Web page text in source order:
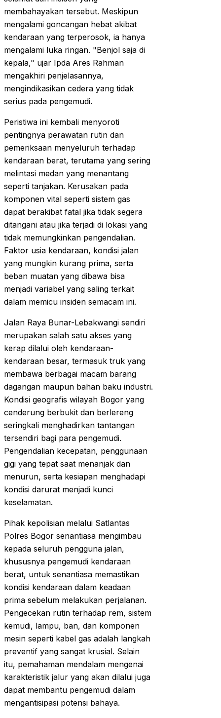
membahayakan tersebut. Meskipun
mengalami goncangan hebat akibat
kendaraan yang terperosok, ia hanya
mengalami luka ringan. "Benjol saja di
kepala," ujar Ipda Ares Rahman
mengakhiri penjelasannya,
mengindikasikan cedera yang tidak
serius pada pengemudi.
Peristiwa ini kembali menyoroti
pentingnya perawatan rutin dan
pemeriksaan menyeluruh terhadap
kendaraan berat, terutama yang sering
melintasi medan yang menantang
seperti tanjakan. Kerusakan pada
komponen vital seperti sistem gas
dapat berakibat fatal jika tidak segera
ditangani atau jika terjadi di lokasi yang
tidak memungkinkan pengendalian.
Faktor usia kendaraan, kondisi jalan
yang mungkin kurang prima, serta
beban muatan yang dibawa bisa
menjadi variabel yang saling terkait
dalam memicu insiden semacam ini.
Jalan Raya Bunar-Lebakwangi sendiri
merupakan salah satu akses yang
kerap dilalui oleh kendaraan-
kendaraan besar, termasuk truk yang
membawa berbagai macam barang
dagangan maupun bahan baku industri.
Kondisi geografis wilayah Bogor yang
cenderung berbukit dan berlereng
seringkali menghadirkan tantangan
tersendiri bagi para pengemudi.
Pengendalian kecepatan, penggunaan
gigi yang tepat saat menanjak dan
menurun, serta kesiapan menghadapi
kondisi darurat menjadi kunci
keselamatan.
Pihak kepolisian melalui Satlantas
Polres Bogor senantiasa mengimbau
kepada seluruh pengguna jalan,
khususnya pengemudi kendaraan
berat, untuk senantiasa memastikan
kondisi kendaraan dalam keadaan
prima sebelum melakukan perjalanan.
Pengecekan rutin terhadap rem, sistem
kemudi, lampu, ban, dan komponen
mesin seperti kabel gas adalah langkah
preventif yang sangat krusial. Selain
itu, pemahaman mendalam mengenai
karakteristik jalur yang akan dilalui juga
dapat membantu pengemudi dalam
mengantisipasi potensi bahaya.